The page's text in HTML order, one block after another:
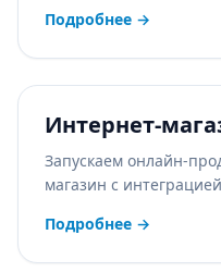
Подробнее →
Интернет-
Запускаем онлайн-
магазин с
Подробнее →